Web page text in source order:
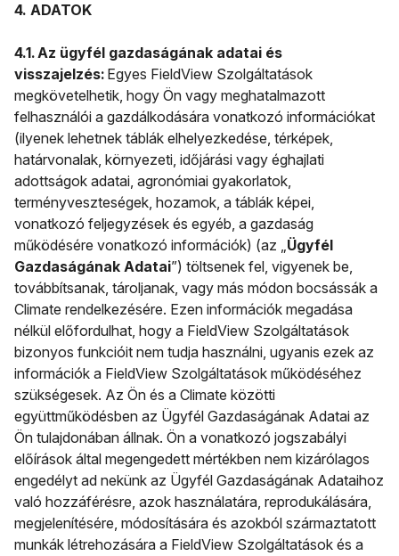
4. ADATOK
4.1. Az ügyfél gazdaságának adatai és
visszajelzés: Egyes FieldView Szolgáltatások
megkövetelhetik, hogy Ön vagy meghatalmazott
felhasználói a gazdálkodására vonatkozó információkat
(ilyenek lehetnek táblák elhelyezkedése, térképek,
határvonalak, környezeti, időjárási vagy éghajlati
adottságok adatai, agronómiai gyakorlatok,
terményveszteségek, hozamok, a táblák képei,
vonatkozó feljegyzések és egyéb, a gazdaság
működésére vonatkozó információk) (az „Ügyfél
Gazdaságának Adatai”) töltsenek fel, vigyenek be,
továbbítsanak, tároljanak, vagy más módon bocsássák a
Climate rendelkezésére. Ezen információk megadása
nélkül előfordulhat, hogy a FieldView Szolgáltatások
bizonyos funkcióit nem tudja használni, ugyanis ezek az
információk a FieldView Szolgáltatások működéséhez
szükségesek. Az Ön és a Climate közötti
együttműködésben az Ügyfél Gazdaságának Adatai az
Ön tulajdonában állnak. Ön a vonatkozó jogszabályi
előírások által megengedett mértékben nem kizárólagos
engedélyt ad nekünk az Ügyfél Gazdaságának Adataihoz
való hozzáférésre, azok használatára, reprodukálására,
megjelenítésére, módosítására és azokból származtatott
munkák létrehozására a FieldView Szolgáltatások és a